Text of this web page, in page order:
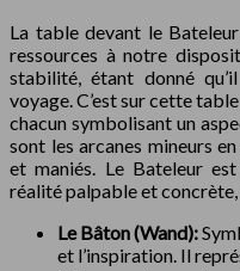
La table devant le
ressources à notre
stabilité, étant donné
voyage. C’est sur cette
chacun symbolisant un
sont les arcanes mineurs
et maniés. Le Bateleur
réalité palpable et concrète,
Le Bâton (Wand):
et l’inspiration. Il